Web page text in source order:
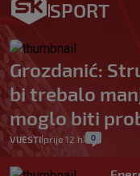
SPORT
Grozdanić:
bi trebalo
moglo biti
VIJESTI prije 12 h 0